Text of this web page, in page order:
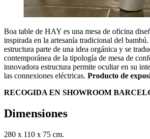
Boa table de HAY es una mesa de oficina
inspirada en la artesanía tradicional del
estructura parte de una idea orgánica y se
contemporánea de la tipología de mesa de
innovadora estructura permite ocultar en su
las connexiones eléctricas. Producto de
RECOGIDA EN SHOWROOM
Dimensiones
280 x 110 x 75 cm.